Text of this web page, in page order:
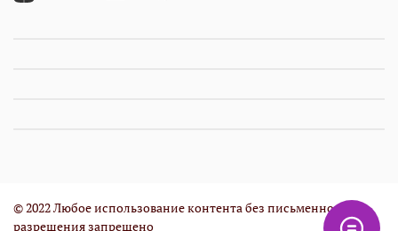
© 2022 Любое использование контента без письменного
разрешения запрещено